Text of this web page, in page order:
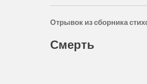
Отрывок из сборника
Смерть